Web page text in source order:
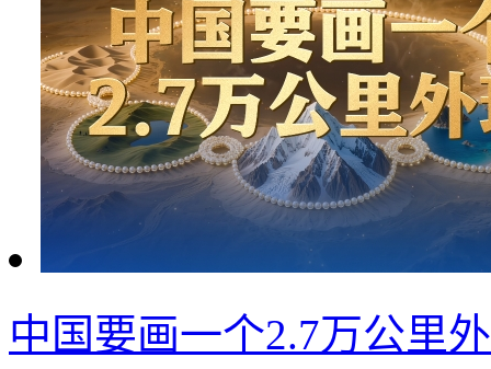
中国要画一个2.7万公里